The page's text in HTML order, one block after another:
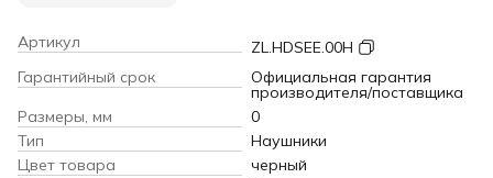
Артикул
ZL.HDSEE.00H
Гарантийный срок
Официальная гарантия
производителя/поставщика
Размеры, мм
0
Тип
Наушники
Цвет товара
черный